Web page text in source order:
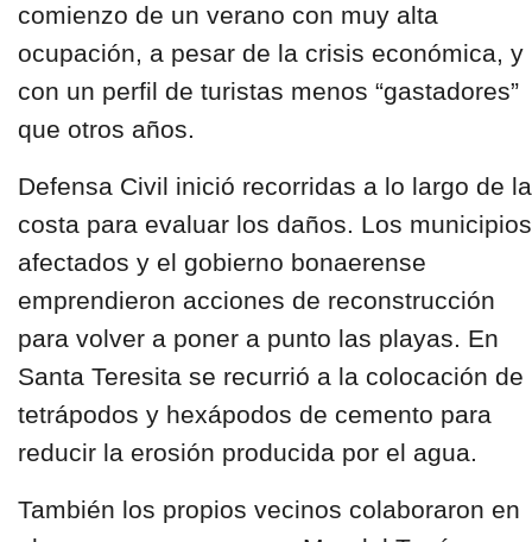
comienzo de un verano con muy alta
ocupación, a pesar de la crisis económica, y
con un perfil de turistas menos “gastadores”
que otros años.
Defensa Civil inició recorridas a lo largo de la
costa para evaluar los daños. Los municipios
afectados y el gobierno bonaerense
emprendieron acciones de reconstrucción
para volver a poner a punto las playas. En
Santa Teresita se recurrió a la colocación de
tetrápodos y hexápodos de cemento para
reducir la erosión producida por el agua.
También los propios vecinos colaboraron en